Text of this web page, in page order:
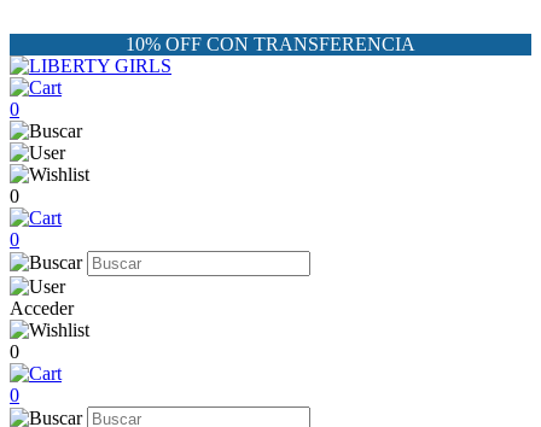
10% OFF CON TRANSFERENCIA
0
0
0
Acceder
0
0